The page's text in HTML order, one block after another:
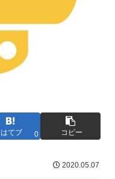
はてブ 0 コピー
2020.05.07